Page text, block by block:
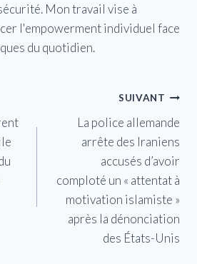
Mon travail vise à
l'empowerment individuel face
du quotidien.
SUIVANT
La police allemande
arrête des Iraniens
accusés d’avoir
comploté un « attentat à
motivation islamiste »
après la dénonciation
des États-Unis